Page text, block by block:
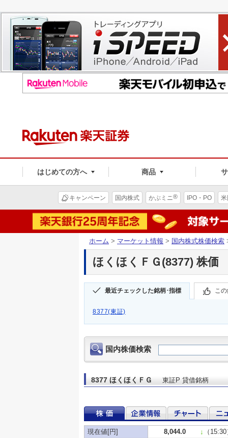
はじめての方へ 商品
キャンペーン 国内株式 かぶミニ® IPO・PO
ホーム > マーケット情報 > 国内株式株価検索
ほくほくＦＧ(8377) 株価
最近チェックした銘柄･指標 こ
8377(東証)